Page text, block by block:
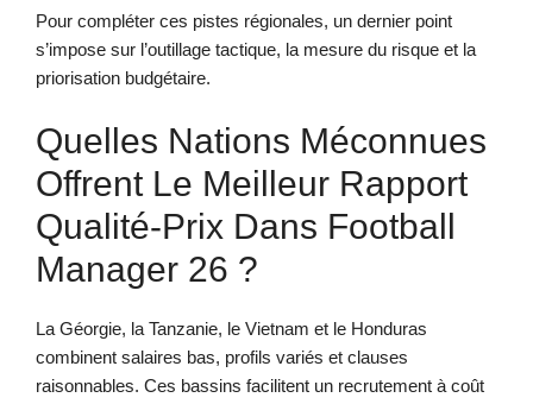
Pour compléter ces pistes régionales, un dernier point
s’impose sur l’outillage tactique, la mesure du risque et la
priorisation budgétaire.
Quelles Nations Méconnues
Offrent Le Meilleur Rapport
Qualité-Prix Dans Football
Manager 26 ?
La Géorgie, la Tanzanie, le Vietnam et le Honduras
combinent salaires bas, profils variés et clauses
raisonnables. Ces bassins facilitent un recrutement à coût